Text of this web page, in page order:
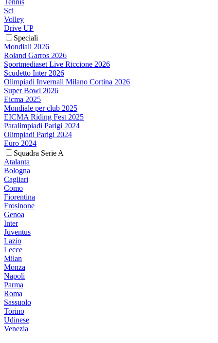
Sci
Volley
Drive UP
Speciali
Mondiali 2026
Roland Garros 2026
Sportmediaset Live Riccione 2026
Scudetto Inter 2026
Olimpiadi Invernali Milano Cortina 2026
Super Bowl 2026
Eicma 2025
Mondiale per club 2025
EICMA Riding Fest 2025
Paralimpiadi Parigi 2024
Olimpiadi Parigi 2024
Euro 2024
Squadra Serie A
Atalanta
Bologna
Cagliari
Como
Fiorentina
Frosinone
Genoa
Inter
Juventus
Lazio
Lecce
Milan
Monza
Napoli
Parma
Roma
Sassuolo
Torino
Udinese
Venezia